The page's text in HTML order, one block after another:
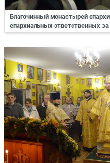
Благочинный монастырей
епархиальных ответственных